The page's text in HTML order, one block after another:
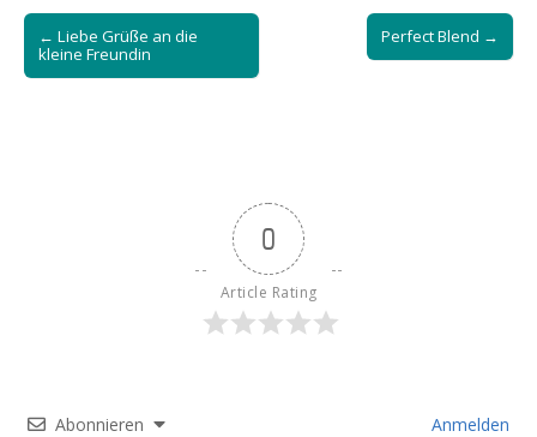
Post
navigation
← Liebe Grüße an die
kleine Freundin
Perfect Blend →
0
Article Rating
Abonnieren Anmelden